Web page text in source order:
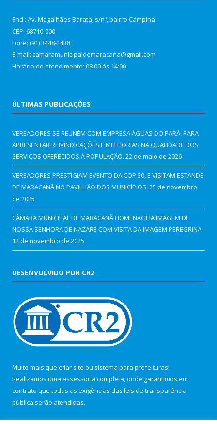
End.: Av. Magalhães Barata, s/nº, bairro Campina
CEP: 68710-000
Fone: (91) 3448-1438
E-mail: camaramunicipaldemaracana@gmail.com
Horário de atendimento: 08:00 às 14:00
ÚLTIMAS PUBLICAÇÕES
VEREADORES SE REUNÉM COM EMPRESA ÁGUAS DO PARÁ, PARA
APRESENTAR REIVINDICAÇÕES E MELHORIAS NA QUALIDADE DOS
SERVIÇOS OFERECIDOS Á POPULAÇÃO. 22 de maio de 2026
VEREADORES PRESTIGIAM EVENTO DA COP 30, E VISITAM ESTANDE
DE MARACANÃ NO PAVILHÃO DOS MUNICÍPIOS. 25 de novembro
de 2025
CÂMARA MUNICIPAL DE MARACANÃ HOMENAGEIA IMAGEM DE
NOSSA SENHORA DE NAZARÉ COM VISITA DA IMAGEM PEREGRINA.
12 de novembro de 2025
DESENVOLVIDO POR CR2
Muito mais que criar site ou sistema para prefeituras!
Realizamos uma assessoria completa, onde garantimos em
contrato que todas as exigências das leis de transparência
pública serão atendidas.